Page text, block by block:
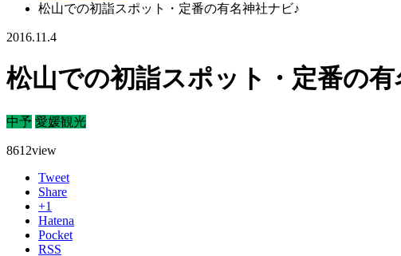
松山での初詣スポット・定番の有名神社ナビ♪
2016.11.4
松山での初詣スポット・定番の有
中予 愛媛観光
8612view
Tweet
Share
+1
Hatena
Pocket
RSS